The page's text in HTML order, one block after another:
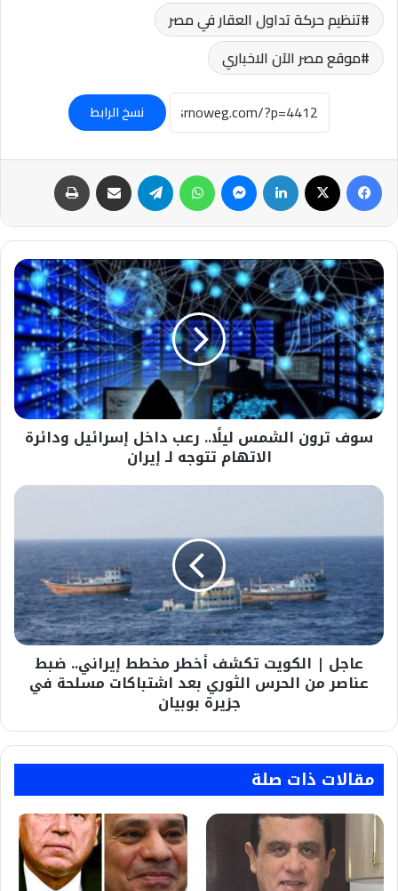
تنظيم حركة تداول العقار في مصر
موقع مصر الآن الاخباري
نسخ الرابط
فيسبوك لينكدإن ماسنجر واتساب تيلقرام مشاركة عبر البريد
سوف
ترون
الشمس
ليلًا..
رعب
داخل
إسرائيل
ودائرة
الاتهام
تتوجه
سوف ترون الشمس ليلًا.. رعب داخل إسرائيل ودائرة
الاتهام تتوجه لـ إيران
عاجل
تكشف
أخطر
مخطط
إيراني..
ضبط
عناصر
الحرس
اشتباكات
في
جزيرة
بوبيان
عاجل | الكويت تكشف أخطر مخطط إيراني.. ضبط
عناصر من الحرس الثوري بعد اشتباكات مسلحة في
جزيرة بوبيان
مقالات ذات صلة